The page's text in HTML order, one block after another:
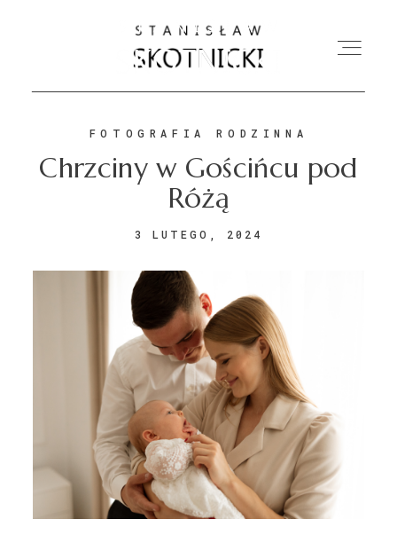
O MNIE
OFERTA
FOTOGRAFIA RODZINNA
KONTAKT
FOTOGRAFIA RODZINNA
Chrzciny w Gościńcu pod
Różą
3 LUTEGO, 2024